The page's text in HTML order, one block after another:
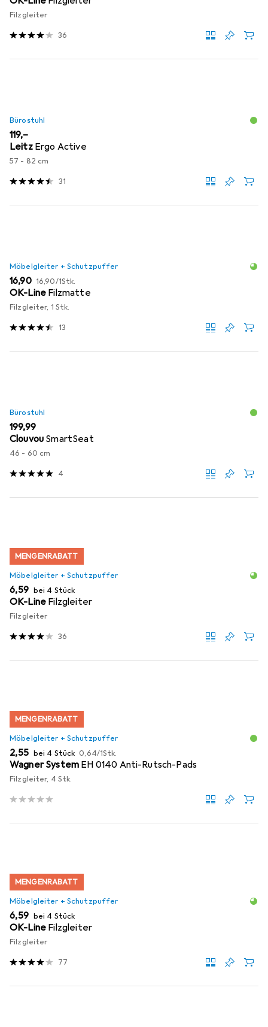
Filzgleiter
36
Bürostuhl
EUR
119,–
Leitz Ergo Active
57 - 82 cm
31
Möbelgleiter + Schutzpuffer
EUR
16,90 EUR
16,90/1Stk.
OK-Line Filzmatte
Filzgleiter, 1 Stk.
13
Bürostuhl
EUR
199,99
Clouvou SmartSeat
46 - 60 cm
4
MENGENRABATT
Möbelgleiter + Schutzpuffer
EUR
6,59 bei 4 Stück
OK-Line Filzgleiter
Filzgleiter
36
MENGENRABATT
Möbelgleiter + Schutzpuffer
EUR
2,55 bei 4 Stück EUR
0,64/1Stk.
Wagner System EH 0140 Anti-Rutsch-Pads
Filzgleiter, 4 Stk.
MENGENRABATT
Möbelgleiter + Schutzpuffer
EUR
6,59 bei 4 Stück
OK-Line Filzgleiter
Filzgleiter
77